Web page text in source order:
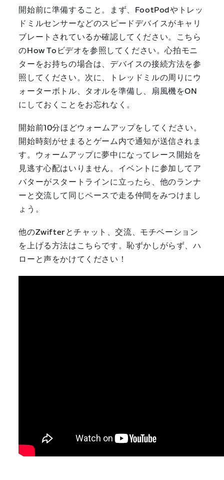
開始前に準備すること。まず、FootPodやトレッ
ドミルセンサーなどのスピードデバイスがキャリ
ブレートされているか確認してください。こちら
のHow Toビデオを参照してください。心拍モニ
ターをお持ちの場合は、デバイスの接続方法を参
照してください。次に、トレッドミルの周りにウ
ォーターボトル、タオルを準備し、扇風機をON
にしておくことをお忘れなく。
開始前10分ほどウォームアップをしてください。
開始時刻がせまるとゲーム内で通知が送信されま
す。ウォームアップに夢中になってレース開始を
見逃す心配はいりません。イベントに参加してア
バターがスタートラインに立ったら、他のランナ
ーと交流して同じペースで走る仲間をみつけまし
ょう。
他のZwifterとチャット、交流、モチベーション
を上げる方法はこちらです。恥ずかしがらず、ハ
ローと声をかけてください！